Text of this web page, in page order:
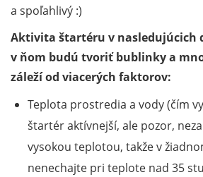
a spoľahlivý :)
Aktivita štartéru v nasledujúcich
v ňom budú tvoriť bublinky a
záleží od viacerých faktorov:
Teplota prostredia a vody (čím
štartér aktívnejší, ale pozor,
vysokou teplotou, takže v
nenechajte pri teplote nad 35